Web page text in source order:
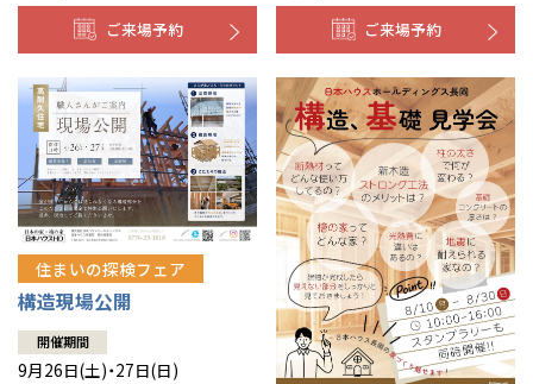
ご来場予約 ご来場予約
住まいの探検フェア
構造現場公開
開催期間
9月26日(土)・27日(日)